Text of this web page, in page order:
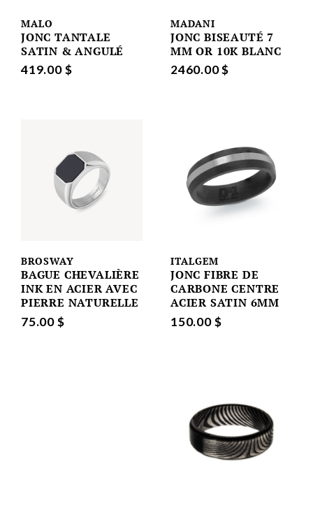
MALO
JONC TANTALE
SATIN & ANGULÉ
419.00 $
MADANI
JONC BISEAUTÉ 7
MM OR 10K BLANC
2460.00 $
BROSWAY
BAGUE CHEVALIÈRE
INK EN ACIER AVEC
PIERRE NATURELLE
75.00 $
ITALGEM
JONC FIBRE DE
CARBONE CENTRE
ACIER SATIN 6MM
150.00 $